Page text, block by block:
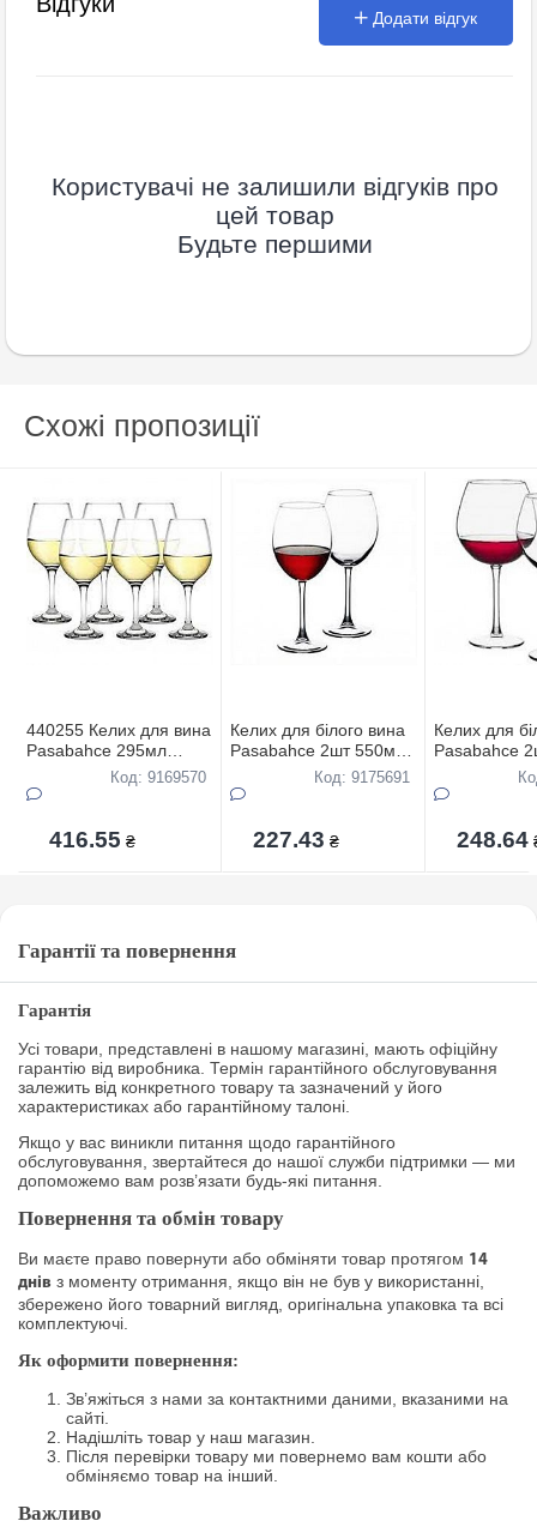
Додати відгук
Користувачі не залишили відгуків про
цей товар
Будьте першими
Схожі пропозиції
440255 Келих для вина
Pasabahce 295мл
Код: 9169570
416.55 ₴
Келих для білого вина
Pasabahce 2шт 550мл
Enoteca 44228Код: 9175691
227.43 ₴
Келих для
Pasabahce
Enoteca
248.64
Гарантії та повернення
Гарантія
Усі товари, представлені в нашому магазині, мають офіційну
гарантію від виробника. Термін гарантійного обслуговування
залежить від конкретного товару та зазначений у його
характеристиках або гарантійному талоні.
Якщо у вас виникли питання щодо гарантійного
обслуговування, звертайтеся до нашої служби підтримки — ми
допоможемо вам розв’язати будь-які питання.
Повернення та обмін товару
Ви маєте право повернути або обміняти товар протягом 14
днів з моменту отримання, якщо він не був у використанні,
збережено його товарний вигляд, оригінальна упаковка та всі
комплектуючі.
Як оформити повернення:
Зв’яжіться з нами за контактними даними, вказаними на
сайті.
Надішліть товар у наш магазин.
Після перевірки товару ми повернемо вам кошти або
обміняємо товар на інший.
Важливо